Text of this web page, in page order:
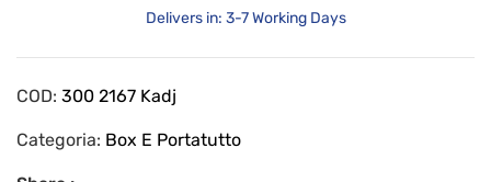
Delivers in: 3-7 Working Days
COD: 300 2167 Kadj
Categoria: Box E Portatutto